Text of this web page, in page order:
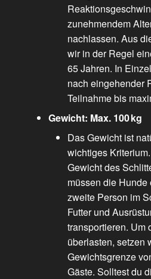
zunehmendem
nachlassen. Aus
wir in der Regel
65 Jahren. In
nach eingehender
Teilnahme bis
Gewicht: Max. 100 kg
Das Gewicht ist
wichtiges
Gewicht des
müssen die
zweite Person im
Futter und
transportieren. Um
überlasten, setzen
Gewichtsgrenze
Gäste. Solltest du